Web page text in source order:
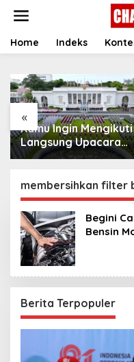
t
Home Indeks
«
Kamu Ingin Mengikuti
Langsung Upacara
HUT Ke-81
Istana? Ini Link
Pendaftaran
di Sini
membersihkan filter
Begini
Bensin
Berita Terpopuler